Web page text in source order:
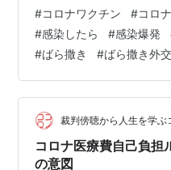
い( *｀ω´) あれだけ医療
けないと国は騒いでいた
シ。 僕には基礎疾患があ
費負担が切れてから数ヶ
炎手前まで行ったが、運
(^_^) コロナ…
#コロナワクチン #コロナ
#感染したら #感染爆発
#ばら撒き #ばら撒き外交
裁判傍聴から人生を学
コロナ医療費自己負担
の意図